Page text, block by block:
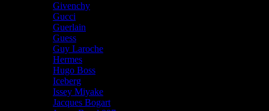
Givenchy
Gucci
Guerlain
Guess
Guy Laroche
Hermes
Hugo Boss
Iceberg
Issey Miyake
Jacques Bogart